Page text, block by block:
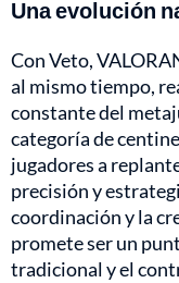
Una evolución
Con Veto,
al mismo tiempo,
constante del
categoría de
jugadores a
precisión y
coordinación y la
promete ser un
tradicional y el